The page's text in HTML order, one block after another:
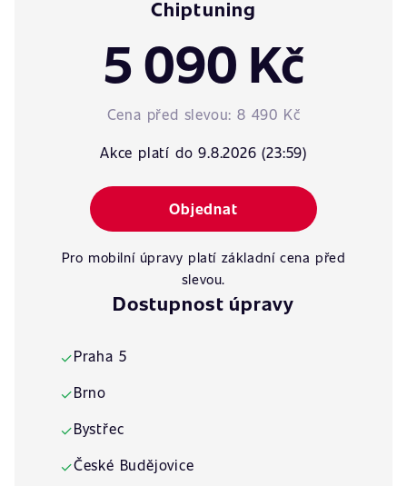
Chiptuning
5 090 Kč
Cena před slevou: 8 490 Kč
Akce platí do 9.8.2026 (23:59)
Objednat
Pro mobilní úpravy platí základní cena před
slevou.
Dostupnost úpravy
✓Praha 5
✓Brno
✓Bystřec
✓České Budějovice